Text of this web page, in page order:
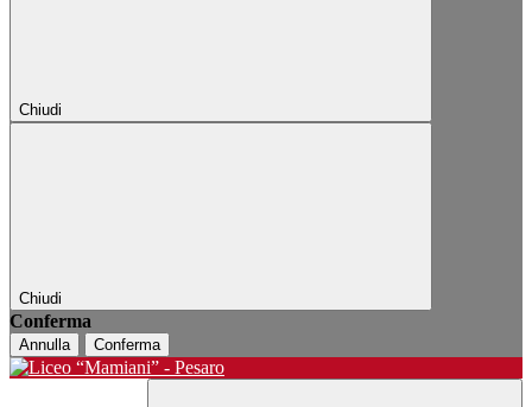
Chiudi
Chiudi
Conferma
Annulla Conferma